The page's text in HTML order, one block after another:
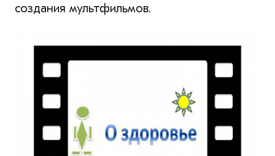
создания мультфильмов.